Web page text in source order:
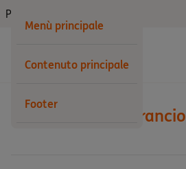
Menù principale
Contenuto principale
Footer
Privati
Conto Corrente Arancio